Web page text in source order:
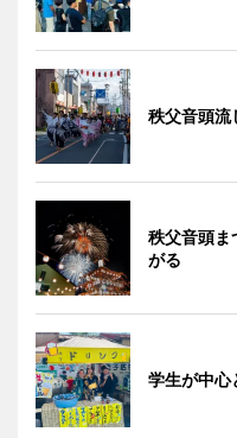
秩父音頭流
秩父音頭ま
がる
学生が中心